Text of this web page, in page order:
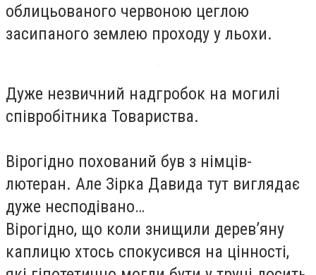
облицьованого червоною цеглою
засипаного землею проходу у льохи.
Дуже незвичний надгробок на могилі
співробітника Товариства.
Вірогідно похований був з німців-
лютеран. Але Зірка Давида тут виглядає
дуже несподівано…
Вірогідно, що коли знищили дерев’яну
каплицю хтось спокусився на цінності,